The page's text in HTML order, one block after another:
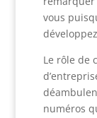
vous
Le rôle de
numéros